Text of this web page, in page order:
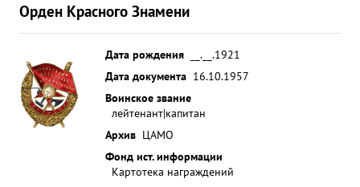
Орден Красного Знамени
Дата рождения
__.__.1921
Дата документа 16.10.1957
Воинское звание
лейтенант|капитан
Архив ЦАМО
Фонд ист. информации
Картотека награждений